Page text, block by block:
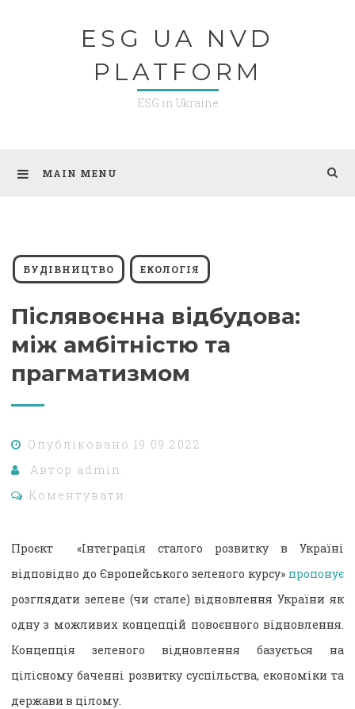
ESG UA NVD
PLATFORM
ESG in Ukraine
MAIN MENU
БУДІВНИЦТВО ЕКОЛОГІЯ
Післявоєнна відбудова:
між амбітністю та
прагматизмом
Опубліковано 19.09.2022
Автор admin.
Коментувати
Проєкт «Інтеграція сталого розвитку в Україні
відповідно до Європейського зеленого курсу» пропонує
розглядати зелене (чи стале) відновлення України як
одну з можливих концепцій повоєнного відновлення.
Концепція зеленого відновлення базується на
цілісному баченні розвитку суспільства, економіки та
держави в цілому.